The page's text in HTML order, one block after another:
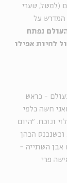
(למשל, שערי
המדרש על
נפתח
לחיות אפילו
- כראש
חשה כלפי
ונוכח. "היום
הכהן
אבן השתייה -
פרי